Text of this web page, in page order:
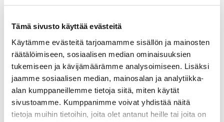
Tämä sivusto käyttää evästeitä
Käytämme evästeitä tarjoamamme sisällön ja mainosten
räätälöimiseen, sosiaalisen median ominaisuuksien
tukemiseen ja kävijämäärämme analysoimiseen. Lisäksi
jaamme sosiaalisen median, mainosalan ja analytiikka-
alan kumppaneillemme tietoja siitä, miten käytät
sivustoamme. Kumppanimme voivat yhdistää näitä
tietoja muihin tietoihin, joita olet antanut heille tai joita on
Pyöreä puunuppi Lex mustaksi värjättyä saarnia. Nupin
halkaisija 33mm, syvyys 28mm, jalkaosa Ø18mm. Muhvi M4
vedinruuvin kierteelle.
LUE LISÄÄ »
023126
PUUVEDIN NIKE 160MM MUSTA (M4 KIERRE)